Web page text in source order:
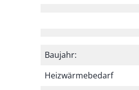
Baujahr:
Heizwärmebedarf